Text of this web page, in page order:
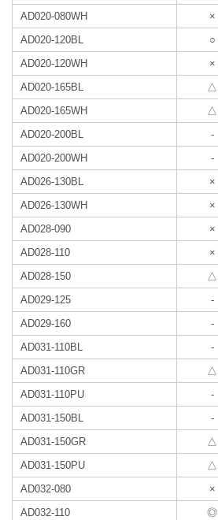
AD020-080WH
×
AD020-120BL
○
AD020-120WH
×
AD020-165BL
△
AD020-165WH
△
AD020-200BL
-
AD020-200WH
-
AD026-130BL
×
AD026-130WH
×
AD028-090
×
AD028-110
×
AD028-150
△
AD029-125
-
AD029-160
-
AD031-110BL
-
AD031-110GR
△
AD031-110PU
-
AD031-150BL
-
AD031-150GR
△
AD031-150PU
△
AD032-080
×
AD032-110
◎